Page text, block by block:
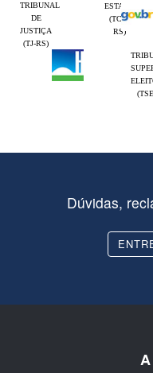
ESTADO
(TCE-
RS)
TRIBUNAL
DE
JUSTIÇA
(TJ-RS)
Dúvidas,